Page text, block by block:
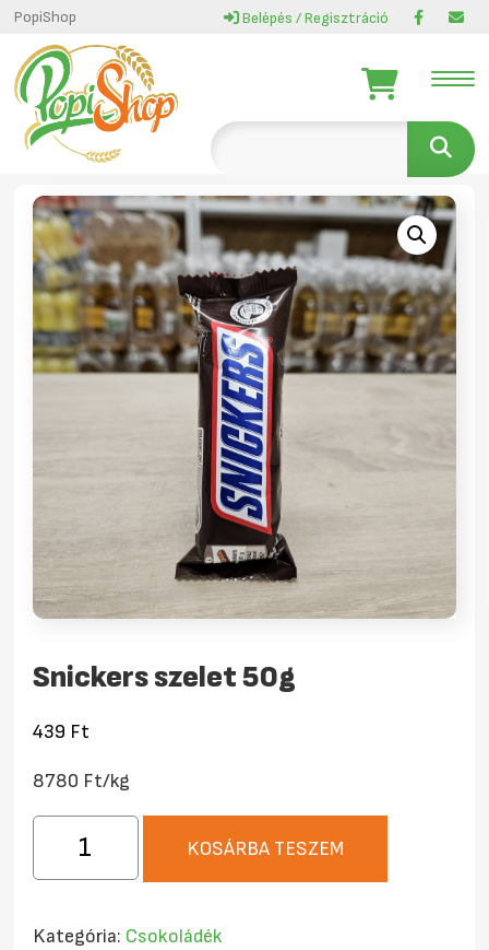
PopiShop Belépés / Regisztráció
Snickers szelet 50g
439 Ft
8780 Ft/kg
szelet
KOSÁRBA TESZEM
Kategória: Csokoládék